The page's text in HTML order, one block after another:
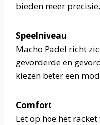
bieden meer precisie.
Speelniveau
Macho Padel richt
gevorderde en
kiezen beter een
Comfort
Let op hoe het